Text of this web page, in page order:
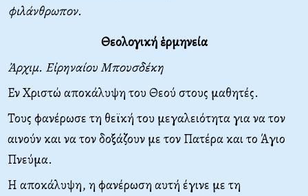
φιλάνθρωπον.
Θεολογική ἑρμηνεία
Ἀρχιμ. Εἰρηναίου Μπουσδέκη
Εν Χριστώ αποκάλυψη του Θεού στους μαθητές.
Τους φανέρωσε τη θεϊκή του μεγαλειότητα για να τον
αινούν και να τον δοξάζουν με τον Πατέρα και το Άγιο
Πνεύμα.
Η αποκάλυψη, η φανέρωση αυτή έγινε με τη